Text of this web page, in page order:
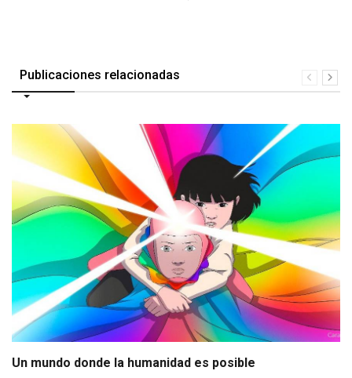
Publicaciones relacionadas
Un mundo donde la humanidad es posible